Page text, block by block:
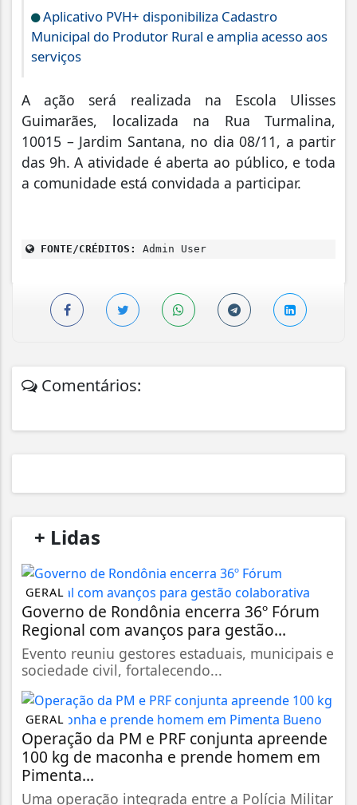
Aplicativo PVH+ disponibiliza Cadastro
Municipal do Produtor Rural e amplia acesso aos
serviços
A ação será realizada na Escola Ulisses
Guimarães, localizada na Rua Turmalina,
10015 – Jardim Santana, no dia 08/11, a partir
das 9h. A atividade é aberta ao público, e toda
a comunidade está convidada a participar.
FONTE/CRÉDITOS: Admin User
Comentários:
+ Lidas
GERAL
Governo de Rondônia encerra 36º Fórum
Regional com avanços para gestão...
Evento reuniu gestores estaduais, municipais e
sociedade civil, fortalecendo...
GERAL
Operação da PM e PRF conjunta apreende
100 kg de maconha e prende homem em
Pimenta...
Uma operação integrada entre a Polícia Militar